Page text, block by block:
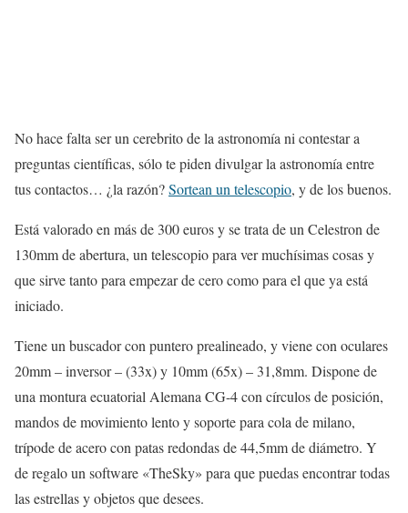
No hace falta ser un cerebrito de la astronomía ni contestar a
preguntas científicas, sólo te piden divulgar la astronomía entre
tus contactos… ¿la razón?Sortean un telescopio, y de los buenos.
Está valorado en más de 300 euros y se trata de un Celestron de
130mm de abertura, un telescopio para ver muchísimas cosas y
que sirve tanto para empezar de cero como para el que ya está
iniciado.
Tiene un buscador con puntero prealineado, y viene con oculares
20mm – inversor – (33x) y 10mm (65x) – 31,8mm. Dispone de
una montura ecuatorial Alemana CG-4 con círculos de posición,
mandos de movimiento lento y soporte para cola de milano,
trípode de acero con patas redondas de 44,5mm de diámetro. Y
de regalo un software «TheSky» para que puedas encontrar todas
las estrellas y objetos que desees.